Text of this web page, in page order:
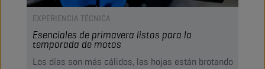
EXPERIENCIA TÉCNICA
Esenciales de primavera listos para la
temporada de motos
Los días son más cálidos, las hojas están brotando